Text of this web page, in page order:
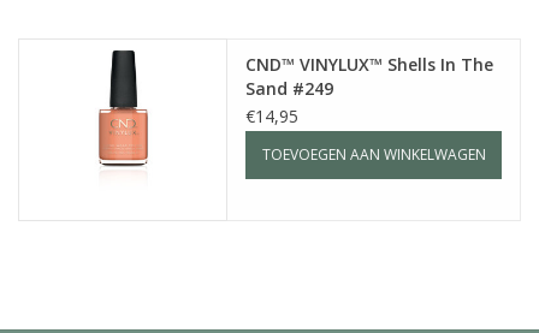
CND™ VINYLUX™ Shells In The
Sand #249
€14,95
TOEVOEGEN AAN WINKELWAGEN